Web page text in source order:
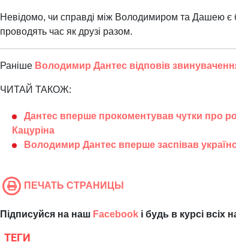
Невідомо, чи справді між Володимиром та Дашею є
проводять час як друзі разом.
Раніше Володимир Дантес відповів
ЧИТАЙ ТАКОЖ:
Дантес вперше прокоментував чутки про
Кацуріна
Володимир Дантес вперше заспівав
ПЕЧАТЬ СТРАНИЦЫ
Підписуйся на наш Facebook і будь в курсі всіх
ТЕГИ